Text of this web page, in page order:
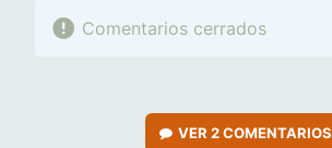
Comentarios cerrados
VER2 COMENTARIOS